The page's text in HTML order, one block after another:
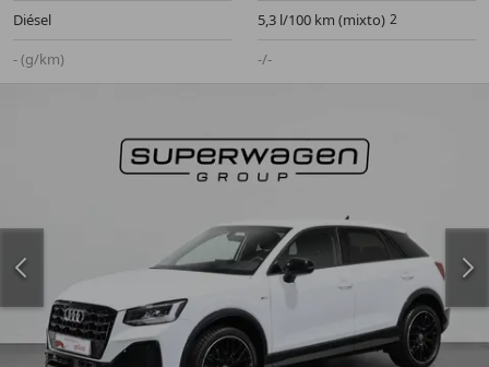
Diésel
5,3 l/100 km (mixto)
- (g/km)
-/-